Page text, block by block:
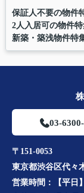
保証人不要の物件
2人入居可の物件特
新築・築浅物件特
03-
〒151-0053
東京都渋谷区代々
営業時間：
【平日